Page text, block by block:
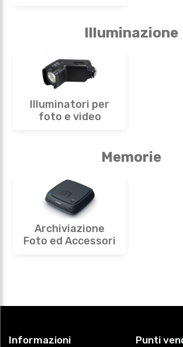
Illuminazione
Illuminatori per
foto e video
Memorie
Archiviazione
Foto ed Accessori
Informazioni Punti